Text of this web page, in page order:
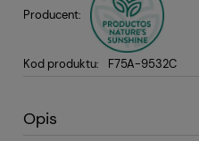
Producent:
Kod produktu: F75A-9532C
Opis